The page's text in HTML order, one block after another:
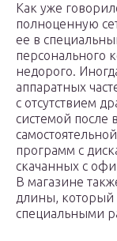
Как уже
полноценную
ее в
персонального
недорого.
аппаратных
с отсутствием
системой после
программ с
скачанных с
В магазине
длины, который
специальными